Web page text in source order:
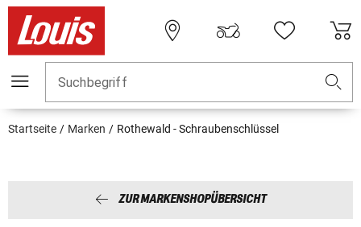
Suchbegriff
Startseite Marken Rothewald - Schraubenschlüssel
ZUR MARKENSHOPÜBERSICHT